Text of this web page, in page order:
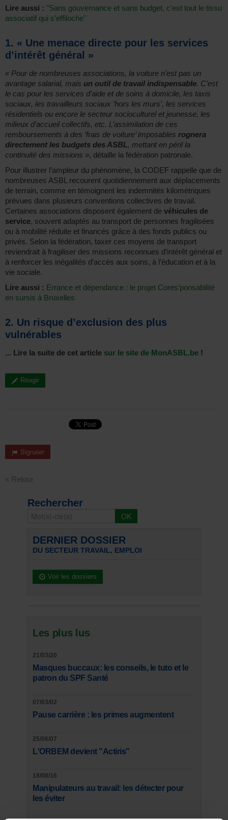
Lire aussi : "Sans gouvernance et sans budget, c’est tout le tissu
associatif qui s’effiloche"
1. « Une menace directe pour les services
d’intérêt général »
« Pour de nombreuses associations, la voiture n’est pas un
avantage salarial, mais un outil de travail indispensable. C’est
le cas pour les services d’aide et de soins à domicile, les taxis
sociaux, les travailleurs sociaux ’hors les murs’, les services
résidentiels ou encore le secteur socioculturel et jeunesse, les
milieux d’accueil collectifs, etc. L’assimilation de ces
remboursements à des ’frais de voiture’ imposables rognera
directement les budgets des ASBL, mettant en péril la
continuité des missions », détaille la fédération patronale.
Pour illustrer l’ampleur du phénomène, la CODEF rappelle que de
nombreuses ASBL recourent quotidiennement aux déplacements
de terrain, comme en témoignent les indemnités kilométriques
prévues dans plusieurs conventions collectives de travail.
Certaines associations disposent également de véhicules de
service, souvent adaptés au transport de personnes fragilisées
ou à mobilité réduite et financés grâce à des fonds publics ou
privés. Selon la fédération, taxer ces moyens de transport
reviendrait à fragiliser des missions reconnues d’intérêt général et
à renforcer les inégalités d’accès aux soins, à l’éducation et à la
vie sociale.
Lire aussi : Errance et dépendance : le projet Cores’ponsabilité
en sursis à Bruxelles
2. Un risque d’exclusion des plus
vulnérables
... Lire la suite de cet article sur le site de MonASBL.be !
Réagir
Signaler
« Retour
Rechercher
DERNIER DOSSIER
DU SECTEUR TRAVAIL, EMPLOI
Voir les dossiers
Les plus lus
21/03/20
Masques buccaux: les conseils, le tuto et le
patron du SPF Santé
07/03/02
Pause carrière : les primes augmentent
25/06/07
L'ORBEM devient "Actiris"
18/08/16
Manipulateurs au travail: les détecter pour
les éviter